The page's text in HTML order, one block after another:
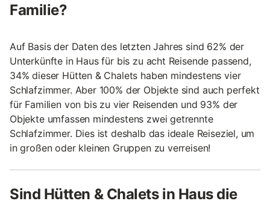
Familie?
Auf Basis der Daten des letzten Jahres sind 62% der
Unterkünfte in Haus für bis zu acht Reisende passend,
34% dieser Hütten & Chalets haben mindestens vier
Schlafzimmer. Aber 100% der Objekte sind auch perfekt
für Familien von bis zu vier Reisenden und 93% der
Objekte umfassen mindestens zwei getrennte
Schlafzimmer. Dies ist deshalb das ideale Reiseziel, um
in großen oder kleinen Gruppen zu verreisen!
Sind Hütten & Chalets in Haus die